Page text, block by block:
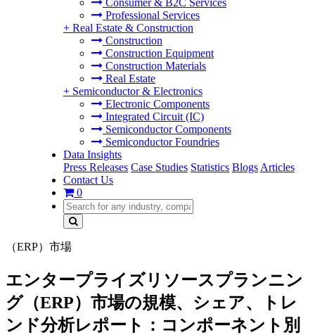
Consumer & B2C Services
Professional Services
+ Real Estate & Construction
Construction
Construction Equipment
Construction Materials
Real Estate
+ Semiconductor & Electronics
Electronic Components
Integrated Circuit (IC)
Semiconductor Components
Semiconductor Foundries
Data Insights
Press Releases Case Studies Statistics Blogs Articles
Contact Us
0
（ERP）市場
エンタープライズリソースプランニン
グ（ERP）市場の規模、シェア、トレ
ンド分析レポート：コンポーネント別